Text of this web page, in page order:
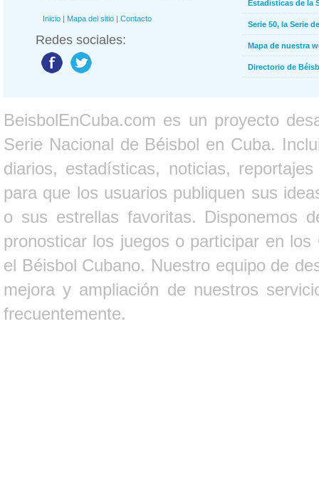
Inicio | Mapa del sitio | Contacto
Redes sociales:
Estadísticas de la
Serie 50, la Serie
Mapa de nuestra
Directorio de
BeisbolEnCuba.com es un proyecto
Serie Nacional de Béisbol en Cuba.
diarios, estadísticas, noticias,
para que los usuarios publiquen sus
o sus estrellas favoritas. Disponemos
pronosticar los juegos o participar en
el Béisbol Cubano. Nuestro equipo de
mejora y ampliación de nuestros
frecuentemente.